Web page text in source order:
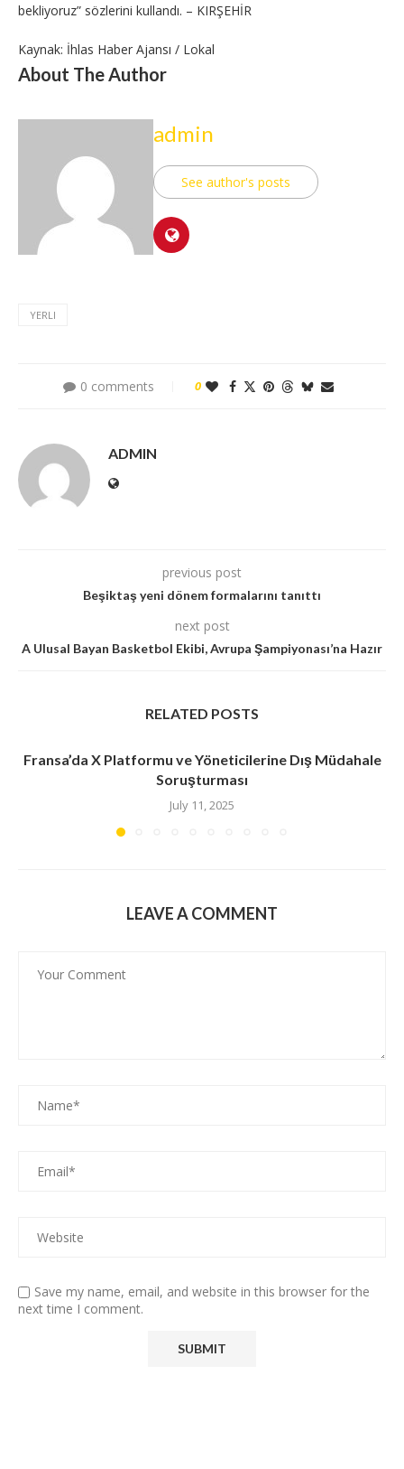
bekliyoruz” sözlerini kullandı. – KIRŞEHİR
Kaynak: İhlas Haber Ajansı / Lokal
About The Author
admin
See author's posts
YERLI
0 comments 0
ADMIN
previous post
Beşiktaş yeni dönem formalarını tanıttı
next post
A Ulusal Bayan Basketbol Ekibi, Avrupa Şampiyonası’na Hazır
RELATED POSTS
Fransa’da X Platformu ve Yöneticilerine Dış Müdahale
Soruşturması
July 11, 2025
LEAVE A COMMENT
Save my name, email, and website in this browser for the
next time I comment.